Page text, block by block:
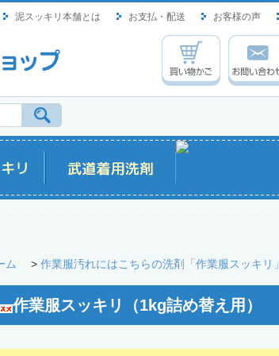
泥スッキリ本舗とは お支払・配送 お客様の声
ム > 作業服汚れにはこちらの洗剤「作業服スッキリ」
作業服スッキリ（1kg詰め替え用）